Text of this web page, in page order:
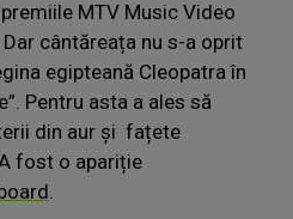
MTV Music Video
cântăreața nu s-a oprit
egipteană Cleopatra în
Pentru asta a ales să
din aur și fațete
fost o apariție